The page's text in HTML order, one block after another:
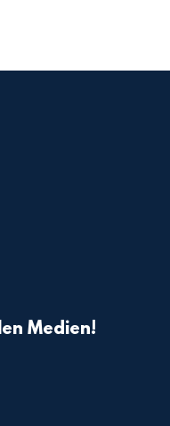
Medien!